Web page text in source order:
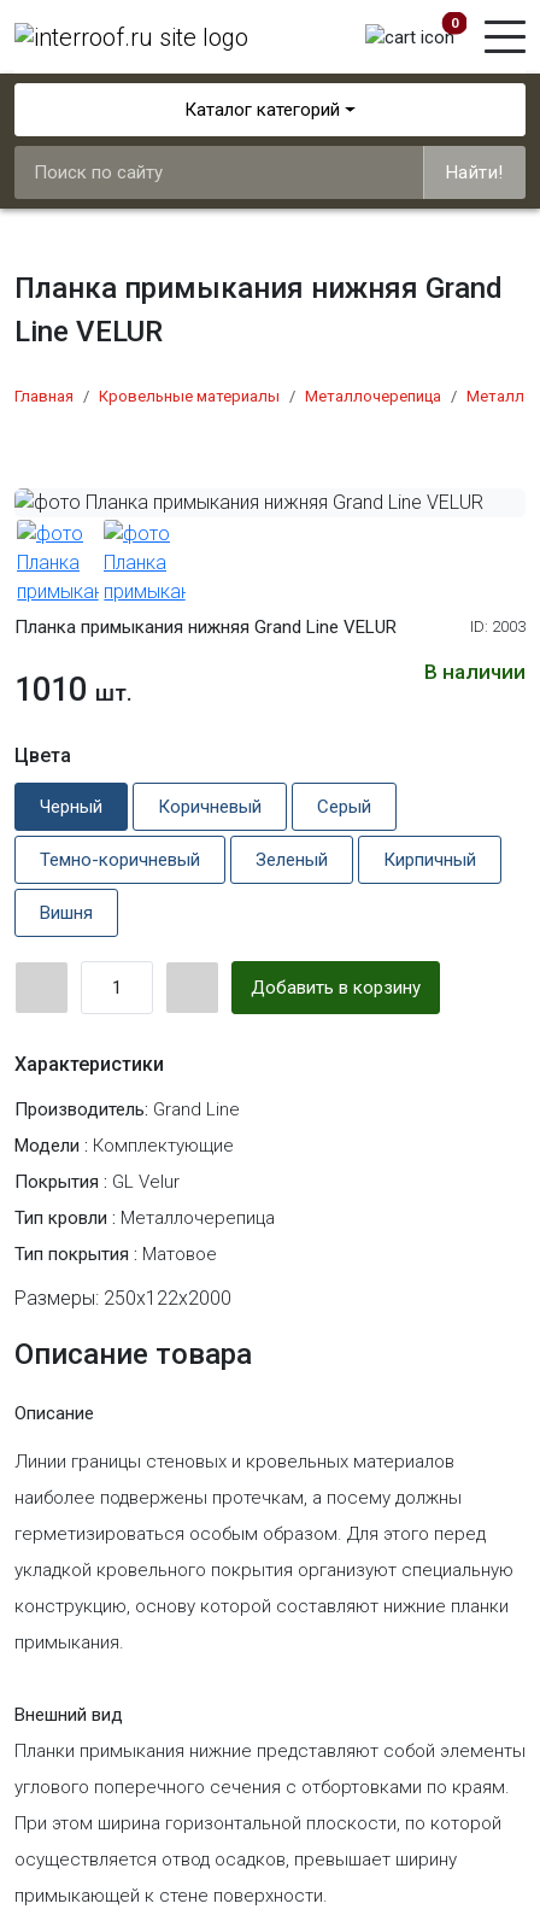
0
Каталог категорий
Найти!
Планка примыкания нижняя Grand
Line VELUR
Главная Кровельные материалы Металлочерепица
Планка примыкания нижняя Grand Line VELUR ID: 2003
В наличии
1010 шт.
Цвета
Черный Коричневый Серый
Темно-коричневый Зеленый Кирпичный
Вишня
Добавить в корзину
Характеристики
Производитель: Grand Line
Модели : Комплектующие
Покрытия : GL Velur
Тип кровли : Металлочерепица
Тип покрытия : Матовое
Размеры: 250х122х2000
Описание товара
Описание
Линии границы стеновых и кровельных материалов
наиболее подвержены протечкам, а посему должны
герметизироваться особым образом. Для этого перед
укладкой кровельного покрытия организуют специальную
конструкцию, основу которой составляют нижние планки
примыкания.
Внешний вид
Планки примыкания нижние представляют собой элементы
углового поперечного сечения с отбортовками по краям.
При этом ширина горизонтальной плоскости, по которой
осуществляется отвод осадков, превышает ширину
примыкающей к стене поверхности.